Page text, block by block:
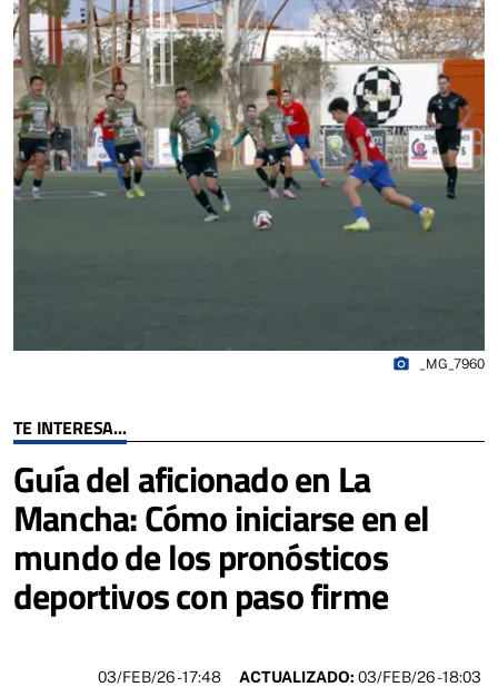
TE INTERESA...
Guía del aficionado en La
Mancha: Cómo iniciarse en el
mundo de los pronósticos
deportivos con paso firme
photo_camera _MG_7960
03/FEB/26- 17:48 ACTUALIZADO: 03/FEB/26 - 18:03